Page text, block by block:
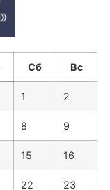
Сб Вс
1 2
8 9
15 16
22 23